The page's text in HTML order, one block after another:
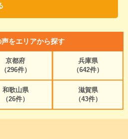
をエリアから探す
京都府
（296件）
兵庫県
（642件）
和歌山県
（26件）
滋賀県
（43件）